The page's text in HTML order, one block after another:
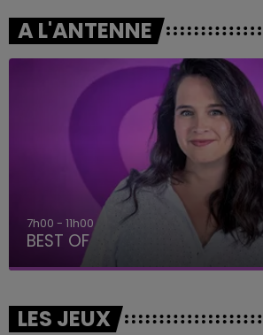
A L'ANTENNE
11h00 - 16h00
Le week-end Champagne FM
LES JEUX